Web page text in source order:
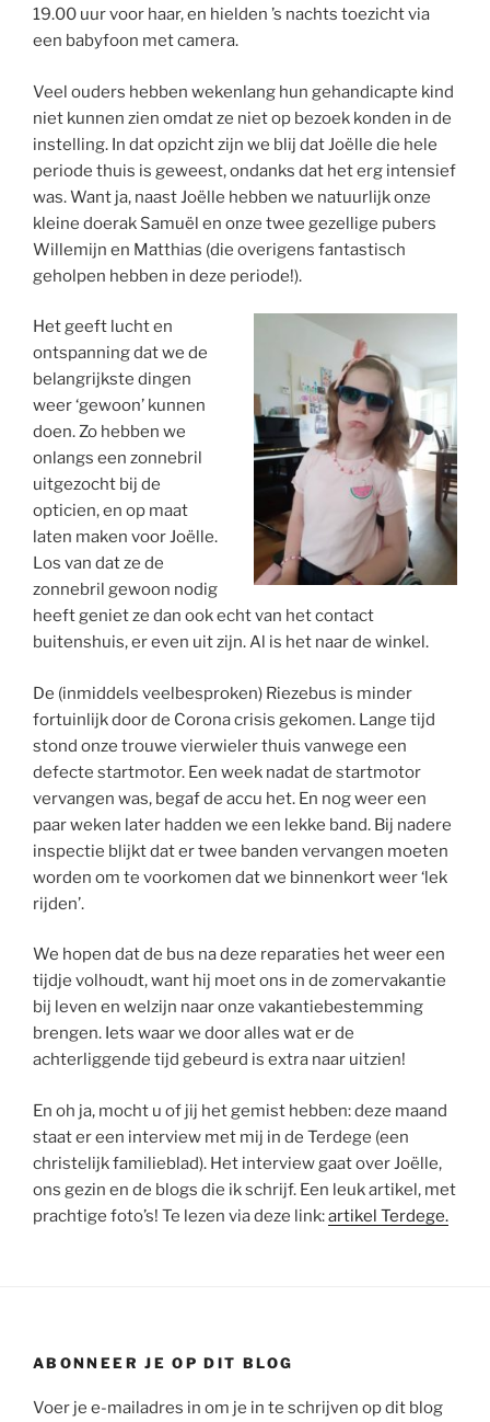
19.00 uur voor haar, en hielden ’s nachts toezicht via
een babyfoon met camera.
Veel ouders hebben wekenlang hun gehandicapte kind
niet kunnen zien omdat ze niet op bezoek konden in de
instelling. In dat opzicht zijn we blij dat Joëlle die hele
periode thuis is geweest, ondanks dat het erg intensief
was. Want ja, naast Joëlle hebben we natuurlijk onze
kleine doerak Samuël en onze twee gezellige pubers
Willemijn en Matthias (die overigens fantastisch
geholpen hebben in deze periode!).
Het geeft lucht en
ontspanning dat we de
belangrijkste dingen
weer ‘gewoon’ kunnen
doen. Zo hebben we
onlangs een zonnebril
uitgezocht bij de
opticien, en op maat
laten maken voor Joëlle.
Los van dat ze de
zonnebril gewoon nodig
heeft geniet ze dan ook echt van het contact
buitenshuis, er even uit zijn. Al is het naar de winkel.
De (inmiddels veelbesproken) Riezebus is minder
fortuinlijk door de Corona crisis gekomen. Lange tijd
stond onze trouwe vierwieler thuis vanwege een
defecte startmotor. Een week nadat de startmotor
vervangen was, begaf de accu het. En nog weer een
paar weken later hadden we een lekke band. Bij nadere
inspectie blijkt dat er twee banden vervangen moeten
worden om te voorkomen dat we binnenkort weer ‘lek
rijden’.
We hopen dat de bus na deze reparaties het weer een
tijdje volhoudt, want hij moet ons in de zomervakantie
bij leven en welzijn naar onze vakantiebestemming
brengen. Iets waar we door alles wat er de
achterliggende tijd gebeurd is extra naar uitzien!
En oh ja, mocht u of jij het gemist hebben: deze maand
staat er een interview met mij in de Terdege (een
christelijk familieblad). Het interview gaat over Joëlle,
ons gezin en de blogs die ik schrijf. Een leuk artikel, met
prachtige foto’s! Te lezen via deze link:artikel Terdege.
ABONNEER JE OP DIT BLOG
Voer je e-mailadres in om je in te schrijven op dit blog